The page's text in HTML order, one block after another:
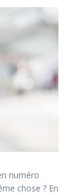
numéro
chose ? En